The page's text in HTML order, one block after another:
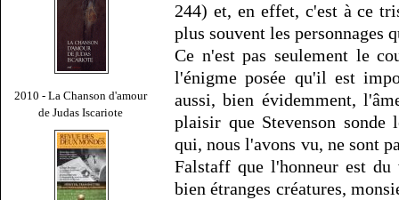
2010 - La Chanson d'amour
de Judas Iscariote
244) et, en effet, c'est à ce
plus souvent les personnages
Ce n'est pas seulement le
l'énigme posée qu'il est
aussi, bien évidemment,
plaisir que Stevenson sonde
qui, nous l'avons vu, ne sont
Falstaff que l'honneur est
bien étranges créatures,